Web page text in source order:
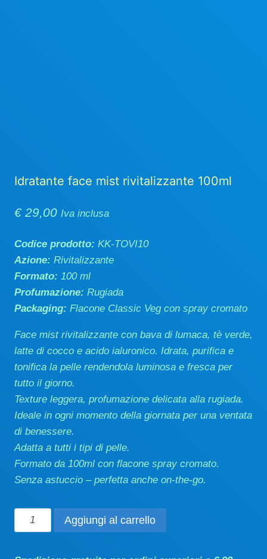
Idratante face mist rivitalizzante 100ml
€29,00 Iva inclusa
Codice prodotto: KK-TOVI10
Azione: Rivitalizzante
Formato: 100 ml
Profumazione: Rugiada
Packaging: Flacone Classic Veg con spray cromato
Face mist rivitalizzante con bava di lumaca, tè verde,
latte di cocco e acido ialuronico. Idrata, purifica e
tonifica la pelle rendendola luminosa e fresca per
tutto il giorno.
Texture leggera, profumazione delicata alla rugiada.
Ideale in ogni momento della giornata per una ventata
di benessere.
Adatta a tutti i tipi di pelle.
Formato da 100ml con flacone spray cromato.
Senza astuccio – perfetta anche on-the-go.
Idratante
face
Aggiungi al carrello